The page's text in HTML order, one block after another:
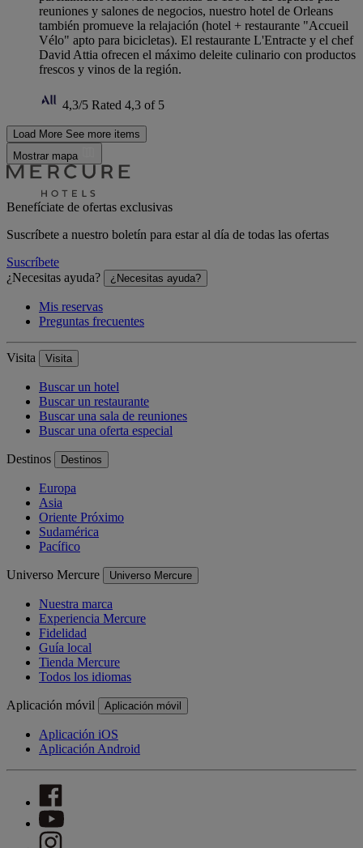
reuniones y salones de negocios, nuestro hotel de Orleans
también promueve la relajación (hotel + restaurante "Accueil
Vélo" apto para bicicletas). El restaurante L'Entracte y el chef
David Attia ofrecen el máximo deleite culinario con productos
frescos y vinos de la región.
4,3/5 Rated 4,3 of 5
Load More See more items
Mostrar mapa
Benefíciate de ofertas exclusivas
Suscríbete a nuestro boletín para estar al día de todas las ofertas
Suscríbete
¿Necesitas ayuda?
¿Necesitas ayuda?
Mis reservas
Preguntas frecuentes
Visita Visita
Buscar un hotel
Buscar un restaurante
Buscar una sala de reuniones
Buscar una oferta especial
Destinos Destinos
Europa
Asia
Oriente Próximo
Sudamérica
Pacífico
Universo Mercure Universo Mercure
Nuestra marca
Experiencia Mercure
Fidelidad
Guía local
Tienda Mercure
Todos los idiomas
Aplicación móvil Aplicación móvil
Aplicación iOS
Aplicación Android